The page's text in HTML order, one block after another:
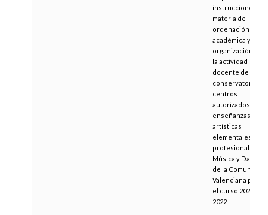
instrucciones en
materia de
ordenación
académica y de
organización de
la actividad
docente de los
conservatorios y
centros
autorizados de
enseñanzas
artísticas
elementales y
profesionales de
Música y Danza
de la Comunitat
Valenciana para
el curso 2021-
2022